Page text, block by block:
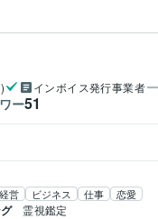
インボイス発行事業者
ー51
経営 ビジネス 仕事 恋愛
霊視鑑定